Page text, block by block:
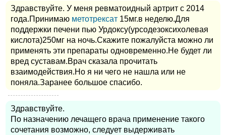
Здравствуйте. У меня ревматоидный артрит с 2014
года.Принимаю метотрексат 15мг.в неделю.Для
поддержки печени пью Урдоксу(урсодезоксихолевая
кислота)250мг на ночь.Скажите пожалуйста можно ли
применять эти препараты одновременно.Не будет ли
вред суставам.Врач сказала прочитать
взаимодействия.Но я ни чего не нашла или не
поняла.Заранее большое спасибо.
Здравствуйте.
По назначению лечащего врача применение такого
сочетания возможно, следует выдерживать